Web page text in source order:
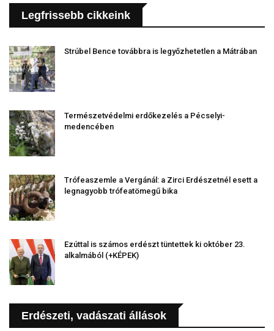
Legfrissebb cikkeink
Strúbel Bence továbbra is legyőzhetetlen a Mátrában
Természetvédelmi erdőkezelés a Pécselyi-
medencében
Trófeaszemle a Vergánál: a Zirci Erdészetnél esett a
legnagyobb trófeatömegű bika
Ezúttal is számos erdészt tüntettek ki október 23.
alkalmából (+KÉPEK)
Erdészeti, vadászati állások